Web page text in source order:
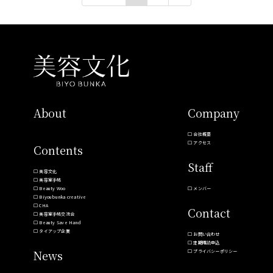
About
Contents
美容文化
美容室手帖
Beauty Woo
Biyoubunka creative
CHA
美容室手帖交流会
Beauty Save Hand
タイアップ企業
News
Company
会社概要
アクセス
Staff
メンバー
Contact
お問い合わせ
定期購読申込
プライバシーポリシー